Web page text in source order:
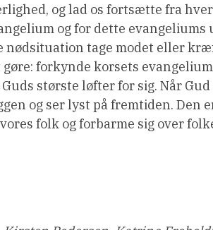
og lad os fortsætte fra
og for dette evangeliums
tage modet eller
forkynde korsets
største løfter for sig. Når
og ser lyst på fremtiden. Den
folk og forbarme sig over